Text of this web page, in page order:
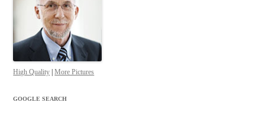
High Quality |More Pictures
GOOGLE SEARCH